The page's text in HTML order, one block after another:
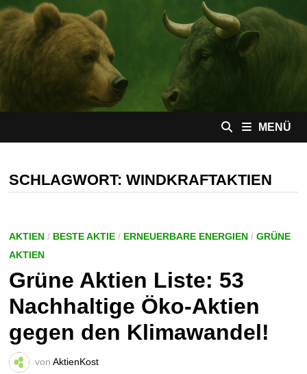
Zum
Inhalt
springen
MENÜ
SCHLAGWORT: WINDKRAFTAKTIEN
AKTIEN/ BESTE AKTIE/ ERNEUERBARE ENERGIEN/ GRÜNE
AKTIEN
Grüne Aktien Liste: 53
Nachhaltige Öko-Aktien
gegen den Klimawandel!
von AktienKost